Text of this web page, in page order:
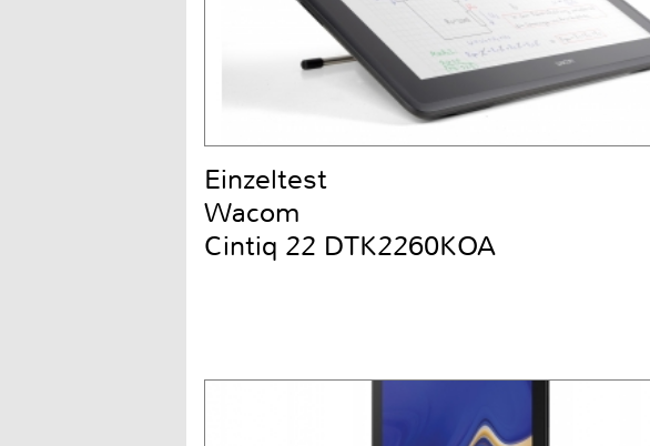
Einzeltest
Wacom
Cintiq 22 DTK2260KOA